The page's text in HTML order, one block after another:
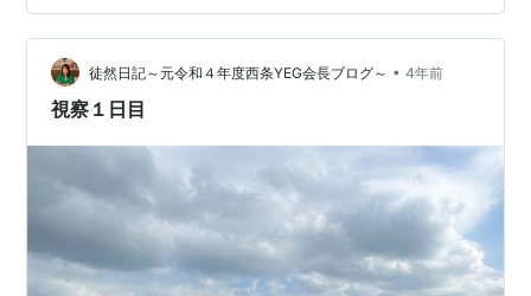
航空祭には毎回20万人ほどが集まっています。しかし近
年はコロナの影響等で開催されておらず、2023年(令和5
年）の航空祭は2019年（令和元年）以来、4年ぶりの開
催です。例年は5月5日に実施していましたが、５月に広
徒然日記～元令和４年度西条YEG会長ブログ～ • 4年前
視察１日目